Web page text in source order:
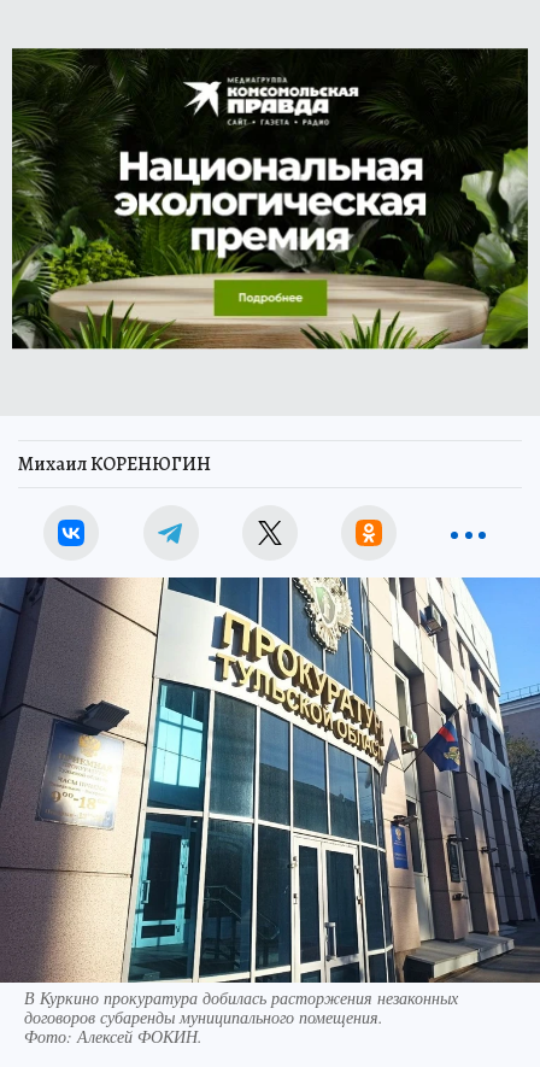
Михаил КОРЕНЮГИН
В Куркино прокуратура добилась расторжения незаконных
договоров субаренды муниципального помещения.
Фото:Алексей ФОКИН.